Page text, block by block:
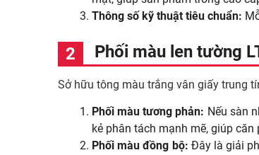
Thông số kỹ thuật tiêu chuẩn:
Phối màu len tường
Sở hữu tông màu trắng vân giấy trung
Phối màu tương phản: Nếu sàn
kẻ phân tách mạnh mẽ, giúp
Phối màu đồng bộ: Đây là giải